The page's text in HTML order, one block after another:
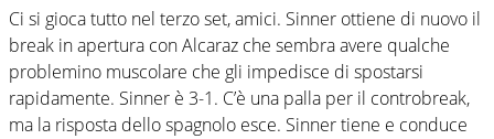
Ci si gioca tutto nel terzo set, amici. Sinner ottiene di nuovo il
break in apertura con Alcaraz che sembra avere qualche
problemino muscolare che gli impedisce di spostarsi
rapidamente. Sinner è 3-1. C’è una palla per il controbreak,
ma la risposta dello spagnolo esce. Sinner tiene e conduce